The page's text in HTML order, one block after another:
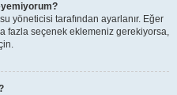
yöneticisi tarafından ayarlanır. Eğer
fazla seçenek eklemeniz gerekiyorsa,